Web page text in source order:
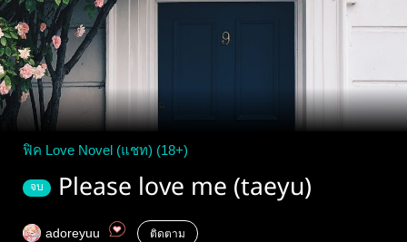
ฟิค Love Novel (แชท) (18+)
จบ Please love me (taeyu)
adoreyuu ติดตาม